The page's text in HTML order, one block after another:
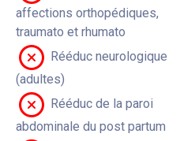
affections orthopédiques,
traumato et rhumato
Rééduc neurologique
(adultes)
Rééduc de la paroi
abdominale du post partum